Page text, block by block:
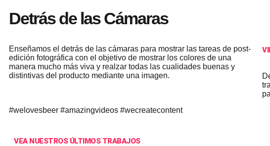
Detrás de las Cámaras
Enseñamos el detrás de las cámaras para mostrar las tareas de post-
edición fotográfica con el objetivo de mostrar los colores de una
manera mucho más viva y realzar todas las cualidades buenas y
distintivas del producto mediante una imagen.
#welovesbeer #amazingvideos #wecreatecontent
VEA NUESTROS ÚLTIMOS TRABAJOS